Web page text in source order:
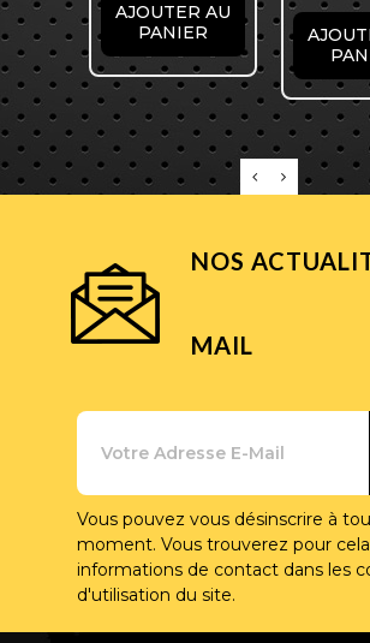
AJOUTER AU
PANIER
NOS
MAIL
Vous pouvez vous désinscrire à
moment. Vous trouverez pour
informations de contact dans les
d'utilisation du site.